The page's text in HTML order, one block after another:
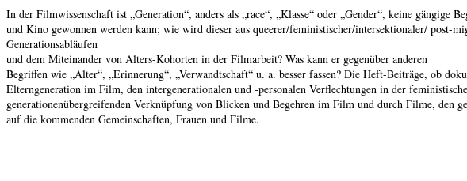
In der Filmwissenschaft ist „Generation“, anders als „race“, „Klasse“ oder „Gender“, keine
und Kino gewonnen werden kann; wie wird dieser aus queerer/feministischer/intersektionaler/ post-
Generationsabläufen
und dem Miteinander von Alters-Kohorten in der Filmarbeit? Was kann er gegenüber anderen
Begriffen wie „Alter“, „Erinnerung“, „Verwandtschaft“ u. a. besser fassen? Die Heft-Beiträge, ob
Elterngeneration im Film, den intergenerationalen und -personalen Verflechtungen in der
generationenübergreifenden Verknüpfung von Blicken und Begehren im Film und durch Filme, den
auf die kommenden Gemeinschaften, Frauen und Filme.